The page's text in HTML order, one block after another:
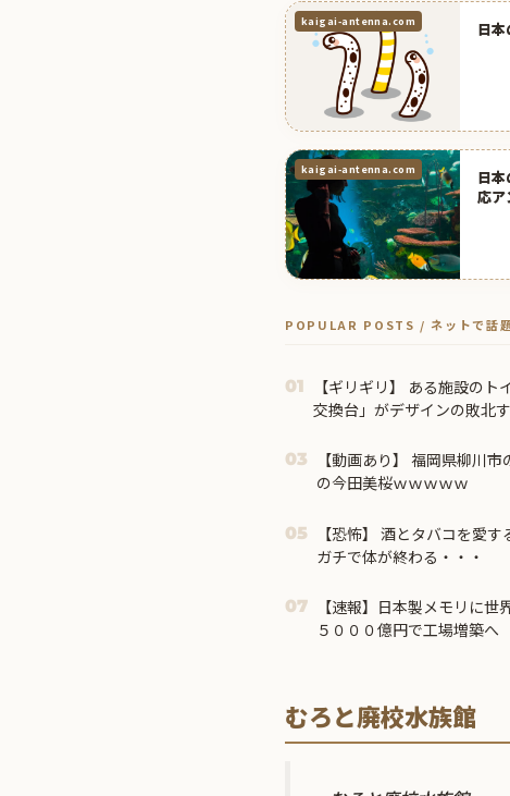
kaigai-antenna.com 日本
kaigai-antenna.com
日
応ア
POPULAR POSTS / ネットで話
01
【ギリギリ】 ある施設の
交換台」がデザインの敗北
03
【動画あり】 福岡県柳川
の今田美桜ｗｗｗｗｗ
05
【恐怖】 酒とタバコを愛
ガチで体が終わる・・・
07
【速報】日本製メモリに
５０００億円で工場増築へ
むろと廃校水族館